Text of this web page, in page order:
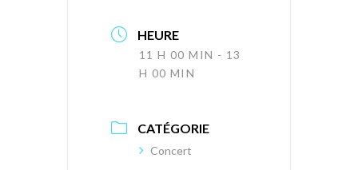
HEURE
11 H 00 MIN - 13
H 00 MIN
CATÉGORIE
Concert